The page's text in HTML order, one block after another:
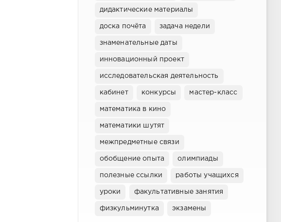
дидактические материалы
доска почёта задача недели
знаменательные даты
инновационный проект
исследовательская деятельность
кабинет конкурсы мастер-класс
математика в кино
математики шутят
межпредметные связи
обобщение опыта олимпиады
полезные ссылки работы учащихся
уроки факультативные занятия
физкульминутка экзамены